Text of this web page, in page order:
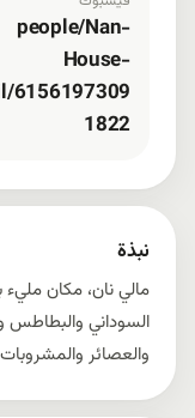
نبذة
مالي نان، مكان مليء
السوداني والبطاطس
والعصائر
people/Nan-
House-
6156197309
1822